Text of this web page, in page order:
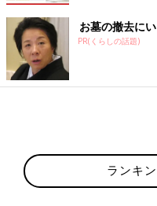
赤ちゃんに酸素送るため酸
子宮口は6cm。いきみたい
ぎて叫びまくる。夫呼び戻す
でもここで赤ちゃんからま
お墓の撤去に
PR(くらしの話題)
ランキ